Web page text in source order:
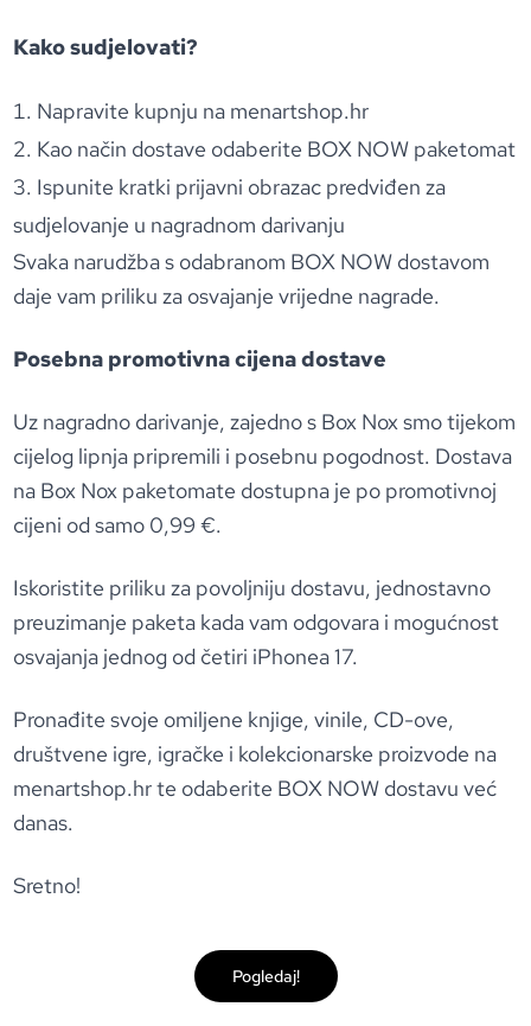
Kako sudjelovati?
Napravite kupnju na menartshop.hr
Kao način dostave odaberite BOX NOW paketomat
Ispunite kratki prijavni obrazac predviđen za
sudjelovanje u nagradnom darivanju
Svaka narudžba s odabranom BOX NOW dostavom
daje vam priliku za osvajanje vrijedne nagrade.
Posebna promotivna cijena dostave
Uz nagradno darivanje, zajedno s Box Nox smo tijekom
cijelog lipnja pripremili i posebnu pogodnost. Dostava
na Box Nox paketomate dostupna je po promotivnoj
cijeni od samo 0,99 €.
Iskoristite priliku za povoljniju dostavu, jednostavno
preuzimanje paketa kada vam odgovara i mogućnost
osvajanja jednog od četiri iPhonea 17.
Pronađite svoje omiljene knjige, vinile, CD-ove,
društvene igre, igračke i kolekcionarske proizvode na
menartshop.hr te odaberite BOX NOW dostavu već
danas.
Sretno!
Pogledaj!